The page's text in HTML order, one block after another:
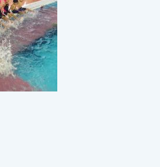
ングスクールの
し込みはこちら!